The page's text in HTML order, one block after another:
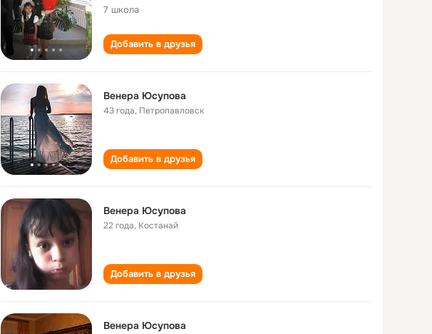
7 школа
Добавить в друзья
Венера Юсупова
43 года, Петропавловск
Добавить в друзья
Венера Юсупова
22 года, Костанай
Добавить в друзья
Венера Юсупова